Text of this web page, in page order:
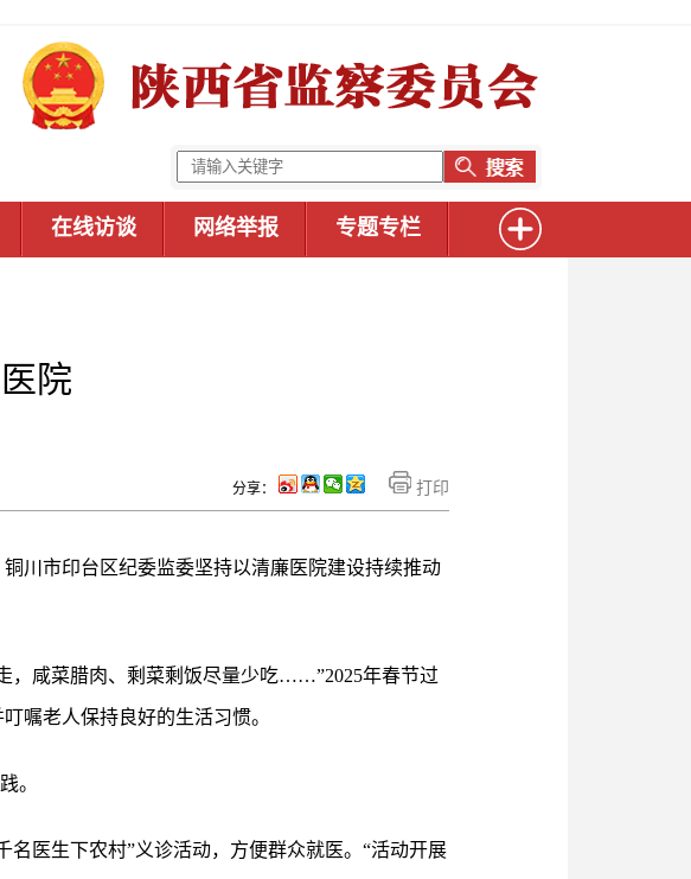
在线访谈 网络举报 专题专栏
院
打印
分享：
川市印台区纪委监委坚持以清廉医院建设持续推动
，咸菜腊肉、剩菜剩饭尽量少吃……”2025年春节过
嘱老人保持良好的生活习惯。
。
医生下农村”义诊活动，方便群众就医。“活动开展